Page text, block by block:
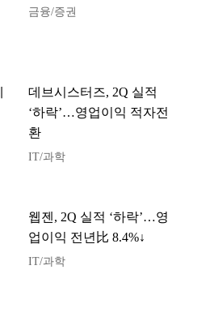
금융/증권
데브시스터즈, 2Q 실적
‘하락’…영업이익 적자전
환
IT/과학
웹젠, 2Q 실적 ‘하락’…영
업이익 전년比 8.4%↓
IT/과학